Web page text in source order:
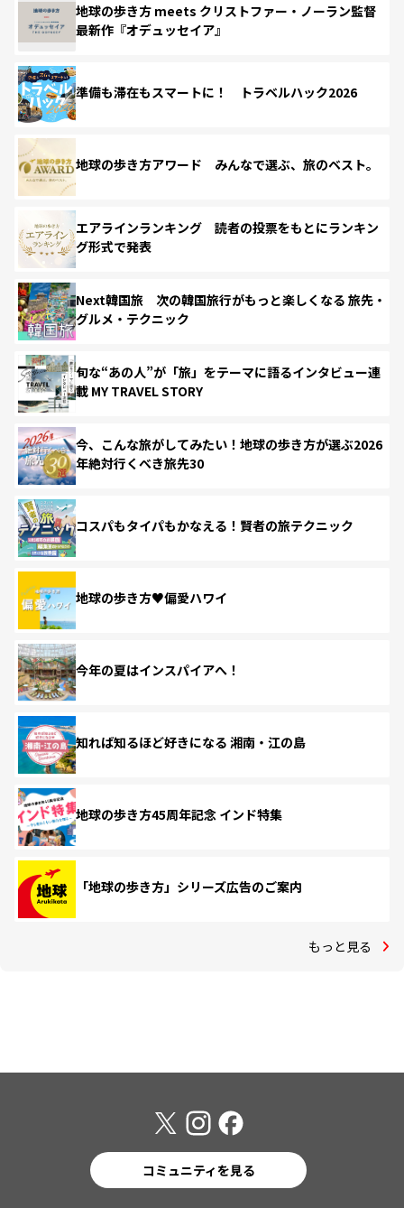
地球の歩き方 meets クリストファー・ノーラン監督
最新作『オデュッセイア』
準備も滞在もスマートに！ トラベルハック2026
地球の歩き方アワード みんなで選ぶ、旅のベスト。
エアラインランキング 読者の投票をもとにランキン
グ形式で発表
Next韓国旅 次の韓国旅行がもっと楽しくなる 旅先・
グルメ・テクニック
旬な“あの人”が「旅」をテーマに語るインタビュー連
載 MY TRAVEL STORY
今、こんな旅がしてみたい！地球の歩き方が選ぶ2026
年絶対行くべき旅先30
コスパもタイパもかなえる！賢者の旅テクニック
地球の歩き方♥偏愛ハワイ
今年の夏はインスパイアへ！
知れば知るほど好きになる 湘南・江の島
地球の歩き方45周年記念 インド特集
「地球の歩き方」シリーズ広告のご案内
もっと見る
コミュニティを見る